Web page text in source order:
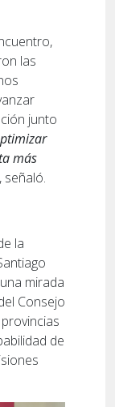
las
junto
más
señaló.
la
mirada
Consejo
de